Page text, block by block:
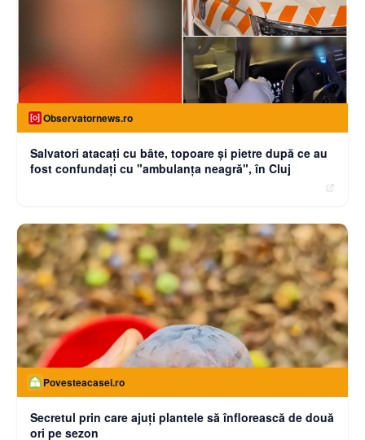
Observatornews.ro
Salvatori atacaţi cu bâte, topoare şi pietre după ce au
fost confundaţi cu "ambulanţa neagră", în Cluj
Povesteacasei.ro
Secretul prin care ajuți plantele să înflorească de două
ori pe sezon